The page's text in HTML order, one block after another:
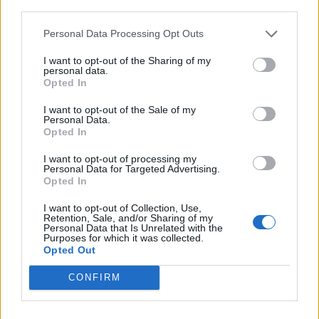
Personal Data Processing Opt Outs
I want to opt-out of the Sharing of my
personal data.
Opted In
I want to opt-out of the Sale of my
Personal Data.
Opted In
I want to opt-out of processing my
Personal Data for Targeted Advertising.
Opted In
I want to opt-out of Collection, Use,
Retention, Sale, and/or Sharing of my
Personal Data that Is Unrelated with the
Purposes for which it was collected.
Opted Out
CONFIRM
Profesor Andrews w Warszawie – plan
wydarzeń
Profesor Andrews w Warszawie –
Jaki wpływ na sposób widzenia świata
których on żyje? W pracy odwołaj się
innego utworu literackiego oraz
wybranych kontekstów.
Wątek polityczny Balladyny
Kategorie
opracowania